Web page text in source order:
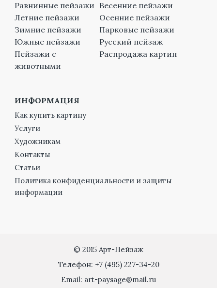
Равнинные пейзажи Весенние пейзажи
Летние пейзажи
Осенние пейзажи
Зимние пейзажи
Парковые пейзажи
Южные пейзажи
Русский пейзаж
Пейзажи с
животными
Распродажа картин
ИНФОРМАЦИЯ
Как купить картину
Услуги
Художникам
Контакты
Статьи
Политика конфиденциальности и защиты
информации
© 2015 Арт-Пейзаж
Телефон: +7 (495) 227-34-20
Email: art-paysage@mail.ru